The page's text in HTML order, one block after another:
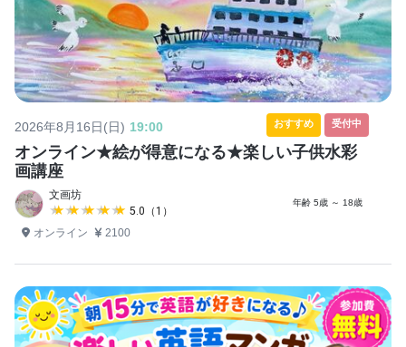
2026年8月16日(日) 19:00 おすすめ 受付中
オンライン★絵が得意になる★楽しい子供水彩
画講座
文画坊
★★★★★
★★★★★ 5.0（1） 年齢 5歳 ～ 18歳
オンライン 2100